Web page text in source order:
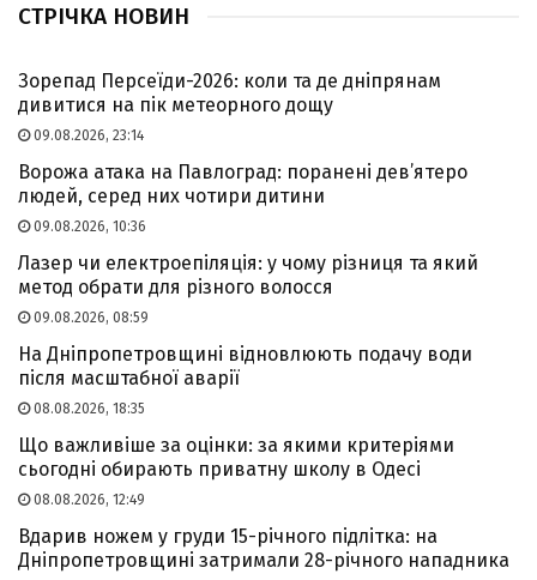
СТРІЧКА НОВИН
Зорепад Персеїди-2026: коли та де дніпрянам
дивитися на пік метеорного дощу
09.08.2026, 23:14
Ворожа атака на Павлоград: поранені дев’ятеро
людей, серед них чотири дитини
09.08.2026, 10:36
Лазер чи електроепіляція: у чому різниця та який
метод обрати для різного волосся
09.08.2026, 08:59
На Дніпропетровщині відновлюють подачу води
після масштабної аварії
08.08.2026, 18:35
Що важливіше за оцінки: за якими критеріями
сьогодні обирають приватну школу в Одесі
08.08.2026, 12:49
Вдарив ножем у груди 15-річного підлітка: на
Дніпропетровщині затримали 28-річного нападника